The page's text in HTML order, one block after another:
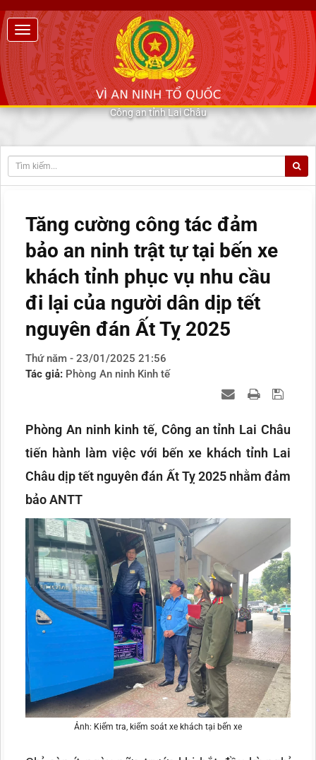
Công an tỉnh Lai Châu
Tăng cường công tác đảm
bảo an ninh trật tự tại bến xe
khách tỉnh phục vụ nhu cầu
đi lại của người dân dịp tết
nguyên đán Ất Tỵ 2025
Thứ năm - 23/01/2025 21:56
Tác giả: Phòng An ninh Kinh tế
Phòng An ninh kinh tế, Công an tỉnh Lai Châu
tiến hành làm việc với bến xe khách tỉnh Lai
Châu dịp tết nguyên đán Ất Tỵ 2025 nhằm đảm
bảo ANTT
Ảnh: Kiểm tra, kiểm soát xe khách tại bến xe